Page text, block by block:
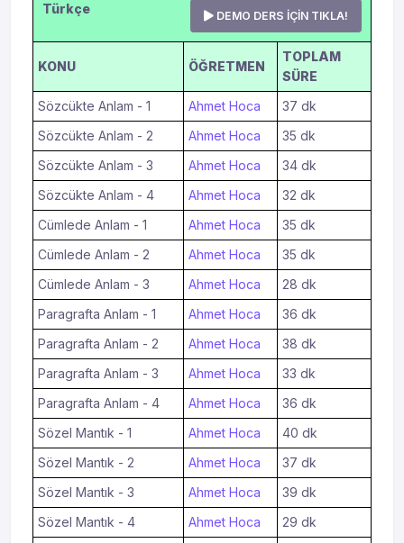
Türkçe DEMO DERS İÇİN TIKLA!
KONU ÖĞRETMEN
TOPLAM
SÜRE
Sözcükte Anlam - 1
Ahmet Hoca
37 dk
Sözcükte Anlam - 2
Ahmet Hoca
35 dk
Sözcükte Anlam - 3
Ahmet Hoca
34 dk
Sözcükte Anlam - 4
Ahmet Hoca
32 dk
Cümlede Anlam - 1
Ahmet Hoca
35 dk
Cümlede Anlam - 2
Ahmet Hoca
35 dk
Cümlede Anlam - 3
Ahmet Hoca
28 dk
Paragrafta Anlam - 1
Ahmet Hoca
36 dk
Paragrafta Anlam - 2
Ahmet Hoca
38 dk
Paragrafta Anlam - 3
Ahmet Hoca
33 dk
Paragrafta Anlam - 4
Ahmet Hoca
36 dk
Sözel Mantık - 1
Ahmet Hoca
40 dk
Sözel Mantık - 2
Ahmet Hoca
37 dk
Sözel Mantık - 3
Ahmet Hoca
39 dk
Sözel Mantık - 4
Ahmet Hoca
29 dk